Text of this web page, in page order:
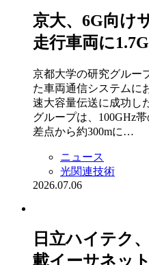
京大、6G向け
走行車両に
京都大学の研究グルー
た車両通信システムに
速大容量伝送に成功し
グループは、100GHz
差点から約300mに…
ニュース
光関連技術
2026.07.06
日立ハイテク
載イーサネッ